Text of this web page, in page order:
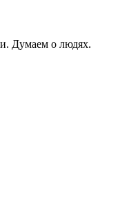
Думаем о людях.